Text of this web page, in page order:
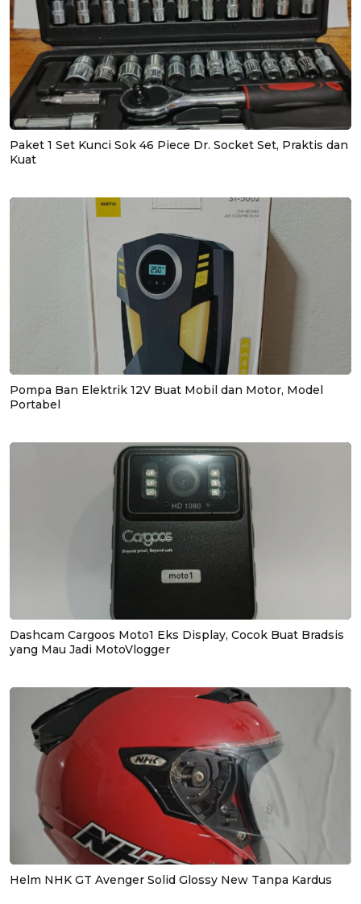
Paket 1 Set Kunci Sok 46 Piece Dr. Socket Set, Praktis dan
Kuat
Pompa Ban Elektrik 12V Buat Mobil dan Motor, Model
Portabel
Dashcam Cargoos Moto1 Eks Display, Cocok Buat Bradsis
yang Mau Jadi MotoVlogger
Helm NHK GT Avenger Solid Glossy New Tanpa Kardus